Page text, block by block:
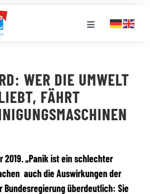
Toggle
WER DIE UMWELT
FÄHRT
2019. „Panik ist ein schlechter
auch die Auswirkungen der
Bundesregierung überdeutlich: Sie